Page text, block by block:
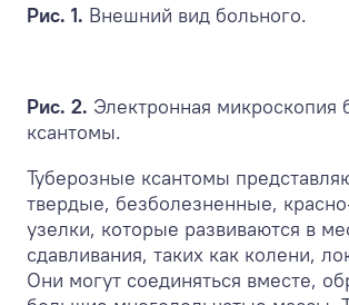
Рис. 1. Внешний вид больного.
Рис. 2. Электронная микроскопия
ксантомы.
Туберозные ксантомы
твердые, безболезненные,
узелки, которые развиваются в
сдавливания, таких как колени,
Они могут соединяться вместе,